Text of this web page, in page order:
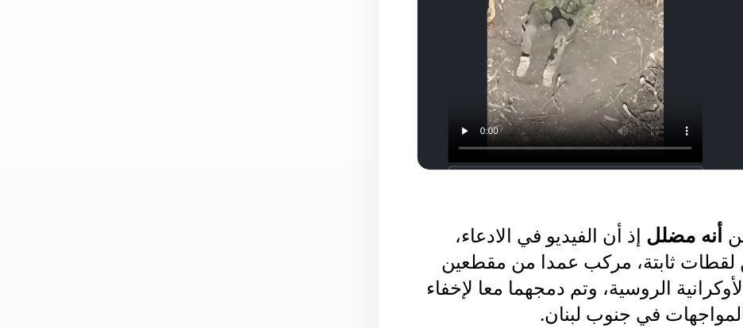
أنه مضلل إذ أن الفيديو في الادعاء،
لقطات ثابتة، مركب عمدا من مقطعين
الروسية، وتم دمجهما معا لإخفاء
في جنوب لبنان.